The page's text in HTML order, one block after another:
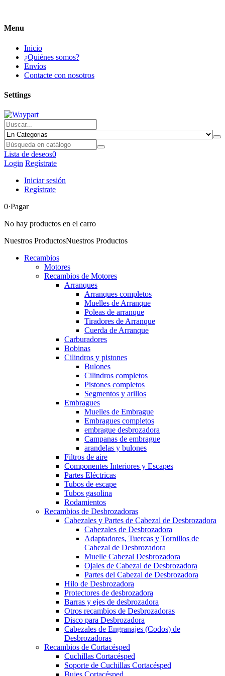
Menu
Inicio
¿Quiénes somos?
Envíos
Contacte con nosotros
Settings
Lista de deseos0
Login Regístrate
Iniciar sesión
Regístrate
0·Pagar
No hay productos en el carro
Nuestros ProductosNuestros Productos
Recambios
Motores
Recambios de Motores
Arranques
Arranques completos
Muelles de Arranque
Poleas de arranque
Tiradores de Arranque
Cuerda de Arranque
Carburadores
Bobinas
Cilindros y pistones
Bulones
Cilindros completos
Pistones completos
Segmentos y arillos
Embragues
Muelles de Embrague
Embragues completos
embrague desbrozadora
Campanas de embrague
arandelas y bulones
Filtros de aire
Componentes Interiores y Escapes
Partes Eléctricas
Tubos de escape
Tubos gasolina
Rodamientos
Recambios de Desbrozadoras
Cabezales y Partes de Cabezal de Desbrozadora
Cabezales de Desbrozadora
Adaptadores, Tuercas y Tornillos de
Cabezal de Desbrozadora
Muelle Cabezal Desbrozadora
Ojales de Cabezal de Desbrozadora
Partes del Cabezal de Desbrozadora
Hilo de Desbrozadora
Protectores de desbrozadora
Barras y ejes de desbrozadora
Otros recambios de Desbrozadoras
Disco para Desbrozadora
Cabezales de Engranajes (Codos) de
Desbrozadoras
Recambios de Cortacésped
Cuchillas Cortacésped
Soporte de Cuchillas Cortacésped
Bujes Cortacésped